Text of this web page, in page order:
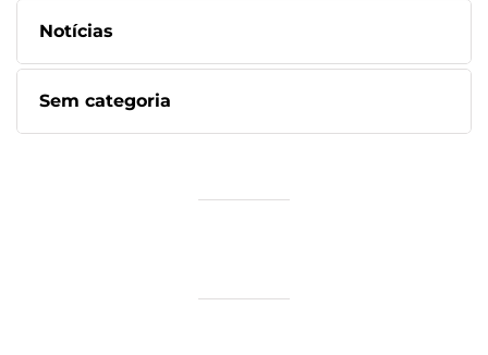
Notícias
Sem categoria